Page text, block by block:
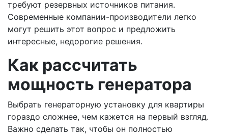
требуют резервных источников питания.
Современные компании-производители легко
могут решить этот вопрос и предложить
интересные, недорогие решения.
Как рассчитать
мощность генератора
Выбрать генераторную установку для квартиры
гораздо сложнее, чем кажется на первый взгляд.
Важно сделать так, чтобы он полностью